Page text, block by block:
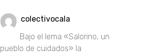
colectivocala
Bajo el lema «Salorino, un
pueblo de cuidados» la